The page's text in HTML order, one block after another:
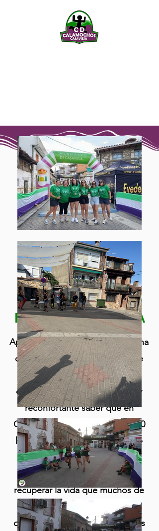
CARRERA Y
MARCHASOLIDARIA
Aportar un granito de arena es una
de los actos más inteligentes de
una sociedad que se dice
democrática y civilizada. Es muy
reconfortante saber que en
Casavieja, con poco más de 1500
habitantes, hay una buena parte
de población joven que trabaja
por hacerse un espacio y
recuperar la vida que muchos de
los pueblos castellanos pierden
día tras día. Unos, descendientes